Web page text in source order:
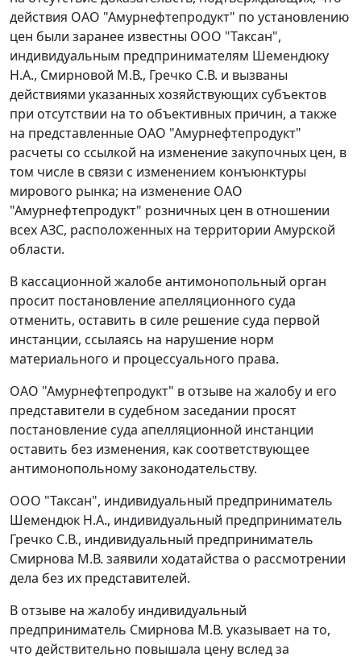
действия ОАО "Амурнефтепродукт" по установлению
цен были заранее известны ООО "Таксан",
индивидуальным предпринимателям Шемендюку
Н.А., Смирновой М.В., Гречко С.В. и вызваны
действиями указанных хозяйствующих субъектов
при отсутствии на то объективных причин, а также
на представленные ОАО "Амурнефтепродукт"
расчеты со ссылкой на изменение закупочных цен, в
том числе в связи с изменением конъюнктуры
мирового рынка; на изменение ОАО
"Амурнефтепродукт" розничных цен в отношении
всех АЗС, расположенных на территории Амурской
области.
В кассационной жалобе антимонопольный орган
просит постановление апелляционного суда
отменить, оставить в силе решение суда первой
инстанции, ссылаясь на нарушение норм
материального и процессуального права.
ОАО "Амурнефтепродукт" в отзыве на жалобу и его
представители в судебном заседании просят
постановление суда апелляционной инстанции
оставить без изменения, как соответствующее
антимонопольному законодательству.
ООО "Таксан", индивидуальный предприниматель
Шемендюк Н.А., индивидуальный предприниматель
Гречко С.В., индивидуальный предприниматель
Смирнова М.В. заявили ходатайства о рассмотрении
дела без их представителей.
В отзыве на жалобу индивидуальный
предприниматель Смирнова М.В. указывает на то,
что действительно повышала цену вслед за